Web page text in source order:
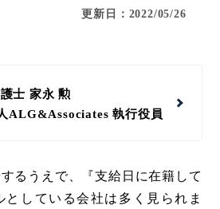
更新日：2022/05/26
士 家永 勲
ALG&Associates執行役員
るうえで、『支給日に在籍して
としている会社は多く見られま